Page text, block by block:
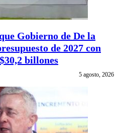
Gobierno de De la
de 2027 con
billones
5 agosto, 2026